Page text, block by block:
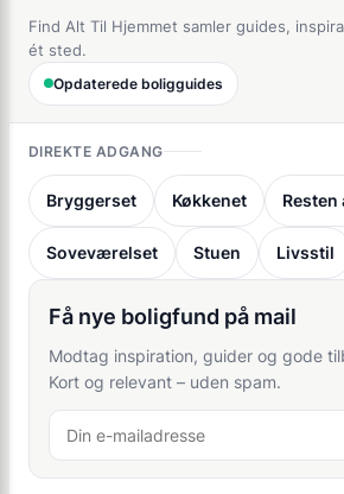
Find Alt Til Hjemmet samler guides,
ét sted.
Opdaterede boligguides
DIREKTE ADGANG
Bryggerset Køkkenet Resten
Soveværelset Stuen Livsstil
Få nye boligfund på mail
Modtag inspiration, guider og gode
Kort og relevant – uden spam.